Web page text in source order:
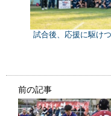
試合後、応援に駆け
前の記事